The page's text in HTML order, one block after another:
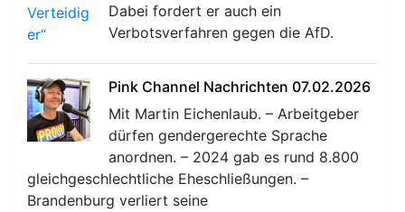
Dabei fordert er auch ein
Verbotsverfahren gegen die AfD.
Pink Channel Nachrichten 07.02.2026
Mit Martin Eichenlaub. – Arbeitgeber
dürfen gendergerechte Sprache
anordnen. – 2024 gab es rund 8.800
gleichgeschlechtliche Eheschließungen. –
Brandenburg verliert seine